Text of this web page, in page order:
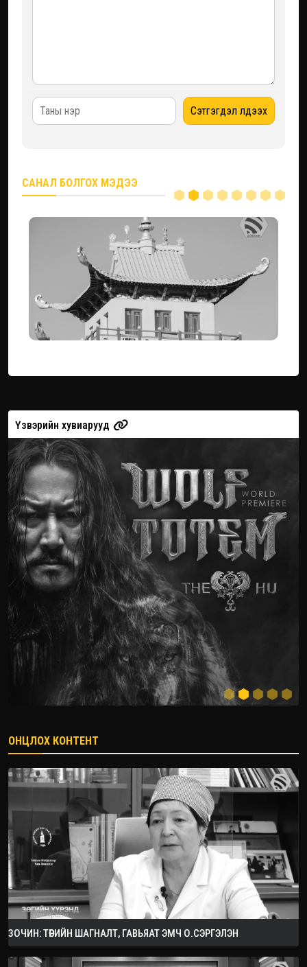
САНАЛ БОЛГОХ МЭДЭЭ
Үзвэрийн хувиарууд
2026.08.08
ОНЦЛОХ КОНТЕНТ
ЗОЧИН: ТӨРИЙН ШАГНАЛТ, ГАВЬЯАТ ЭМЧ О.СЭРГЭЛЭН